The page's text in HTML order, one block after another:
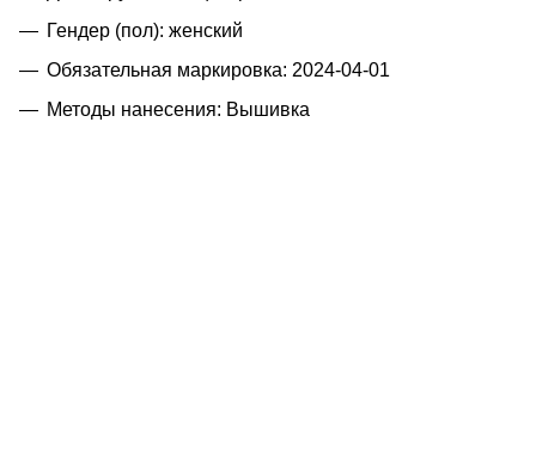
Гендер (пол): женский
Обязательная маркировка: 2024-04-01
Методы нанесения: Вышивка